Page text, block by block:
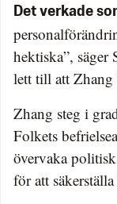
Det verkade
hektiska”,
lett till att
Zhang steg i
Folkets
övervaka
för att